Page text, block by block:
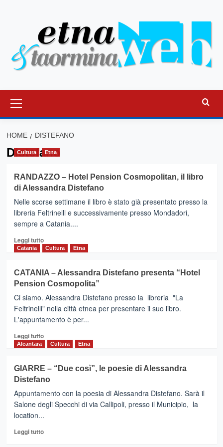
principale
HOME DISTEFANO
Distefano
Cultura Etna
RANDAZZO – Hotel Pension Cosmopolitan, il libro
di Alessandra Distefano
Nelle scorse settimane il libro è stato già presentato presso la
libreria Feltrinelli e successivamente presso Mondadori,
sempre a Catania....
Leggi tuttoLeggi
di
RANDAZZO
–
Hotel
Pension
Cosmopolitan,
il
libro
di
Catania Cultura Etna
CATANIA – Alessandra Distefano presenta “Hotel
Pension Cosmopolita”
Ci siamo. Alessandra Distefano presso la libreria "La
Feltrinelli" nella città etnea per presentare il suo libro.
L'appuntamento è per...
Leggi tuttoLeggi
CATANIA
–
Alessandra
Distefano
presenta
“Hotel
Pension
Alcantara Cultura Etna
GIARRE – “Due così”, le poesie di Alessandra
Distefano
Appuntamento con la poesia di Alessandra Distefano. Sarà il
Salone degli Specchi di via Callipoli, presso il Municipio, la
location...
Leggi tuttoLeggi